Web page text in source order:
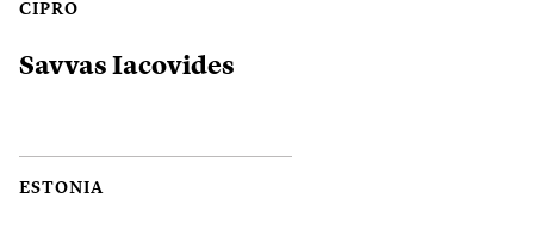
CIPRO
Savvas Iacovides
ESTONIA